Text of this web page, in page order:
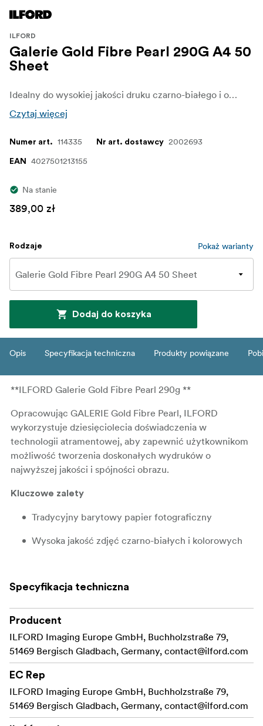
ILFORD
Galerie Gold Fibre Pearl 290G A4 50
Sheet
Idealny do wysokiej jakości druku czarno-białego i oferuje wyjątkowo szeroki gamut dla pięknego odwzorowania kolorów, wyraźnych szczegółów i tonalności.
Czytaj więcej
Numer art. 114335 Nr art. dostawcy 2002693
EAN 4027501213155
Na stanie
389,00 zł
Rodzaje Pokaż warianty
Dodaj do koszyka
Opis Specyfikacja techniczna Produkty powiązane
**ILFORD Galerie Gold Fibre Pearl 290g **
Opracowując GALERIE Gold Fibre Pearl, ILFORD
wykorzystuje dziesięciolecia doświadczenia w
technologii atramentowej, aby zapewnić użytkownikom
możliwość tworzenia doskonałych wydruków o
najwyższej jakości i spójności obrazu.
Kluczowe zalety
Tradycyjny barytowy papier fotograficzny
Wysoka jakość zdjęć czarno-białych i kolorowych
Idealny do tonowania cyfrowego
Doskonała ostrość
Typ tuszu: Pigmentowy
Specyfikacja techniczna
Producent
ILFORD Imaging Europe GmbH, Buchholzstraße 79,
51469 Bergisch Gladbach, Germany, contact@ilford.com
EC Rep
ILFORD Imaging Europe GmbH, Buchholzstraße 79,
51469 Bergisch Gladbach, Germany, contact@ilford.com